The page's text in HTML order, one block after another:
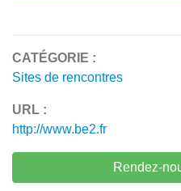
CATÉGORIE :
Sites de rencontres
URL :
http://www.be2.fr
Rendez-